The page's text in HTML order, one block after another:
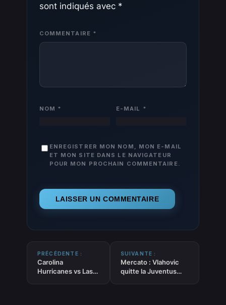
sont indiqués avec *
COMMENTAIRE *
NOM * E-MAIL *
ENREGISTRER MON NOM, MON E-MAIL
ET MON SITE DANS LE NAVIGATEUR
POUR MON PROCHAIN COMMENTAIRE.
PRÉCÉDENTE :
Carolina
Hurricanes vs Las
SUIVANTE :
Mercato : Vlahovic
quitte la Juventus